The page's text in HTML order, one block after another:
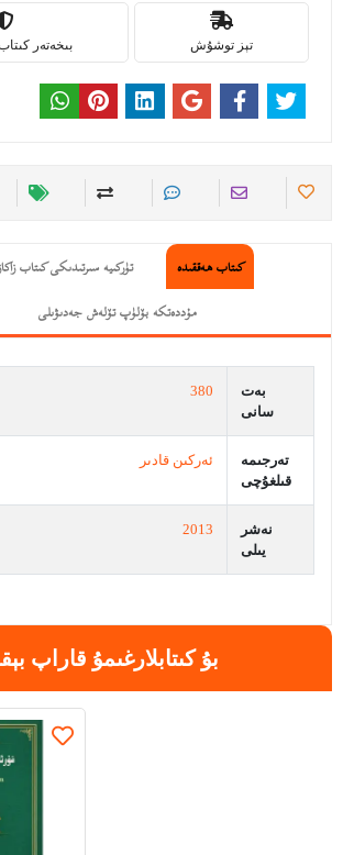
تېز توشۇش بىخەتەر
كىتاب ھەققىدە تۈركىيە سىرتىدىكى كىتاب
مۇددەتكە بۆلۈپ تۆلەش جەدىۋىلى
بەت
سانى
380
تەرجىمە
قىلغۇچى
ئەركىن قادىر
نەشر
يىلى
2013
بۇ كىتابلارغىمۇ قاراپ